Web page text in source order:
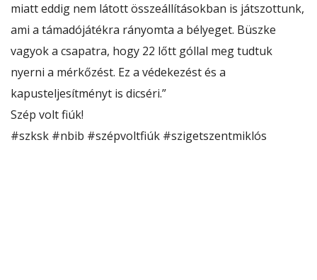
miatt eddig nem látott összeállításokban is játszottunk,
ami a támadójátékra rányomta a bélyeget. Büszke
vagyok a csapatra, hogy 22 lőtt góllal meg tudtuk
nyerni a mérkőzést. Ez a védekezést és a
kapusteljesítményt is dicséri.”
Szép volt fiúk!
#szksk #nbib #szépvoltfiúk #szigetszentmiklós